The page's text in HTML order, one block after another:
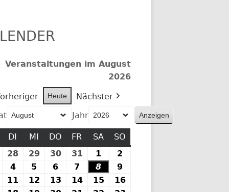
Veranstaltungen im August
2026
Heute
Nächster
Jahr
MONTAG
DI DIENSTAG
MI MITTWOCH
DO DONNERSTAG
FR FREITAG
SASAMSTAG
SO
27.
Juli
2026
28 28.
Juli
2026
29 29.
Juli
2026
3030.
Juli
2026
31 31.
Juli
2026
1
August
2026
2
2026
44.
August
5
August
6
August
7
August
8
August
9
August
10.11 11.12 12.13 13.1414.15 15.1616.